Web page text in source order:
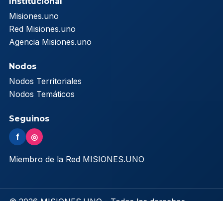
Misiones.uno
Red Misiones.uno
Agencia Misiones.uno
Nodos
Nodos Territoriales
Nodos Temáticos
Seguinos
f ◎
Miembro de la Red MISIONES.UNO